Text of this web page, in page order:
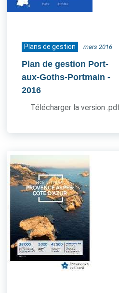
Plans de gestion mars 2016
Plan de gestion Port-
aux-Goths-Portmain -
2016
Télécharger la version